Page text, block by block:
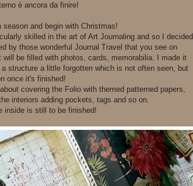
è ancora da finire!
season and begin with Christmas!
skilled in the art of Art Journaling and so I decided
by those wonderful Journal Travel that you see on
will be filled with photos, cards, memorabilia. I made it
structure a little forgotten which is not often seen, but
once it's finished!
covering the Folio with themed patterned papers,
interiors adding pockets, tags and so on.
inside is still to be finished!